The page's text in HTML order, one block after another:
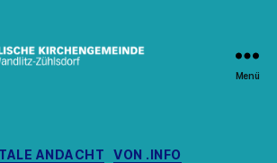
Menü
Kategorien
ANDACHT VON .INFO